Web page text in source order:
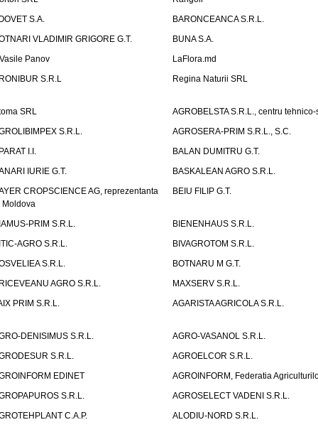
S.A.
BARONCEANCA S.R.L.
VLADIMIR GRIGORE G.T.
BUNA S.A.
Panov
LaFlora.md
S.R.L
Regina Naturii SRL
SRL
AGROBELSTA S.R.L., centru
S.R.L.
AGROSERA-PRIM S.R.L., S.C.
I.I.
BALAN DUMITRU G.T.
IURIE G.T.
BASKALEAN AGRO S.R.L.
CROPSCIENCE AG, reprezentanta
Moldova
BEIU FILIP G.T.
PRIM S.R.L.
BIENENHAUS S.R.L.
AGRO S.R.L.
BIVAGROTOM S.R.L.
S.R.L.
BOTNARU M G.T.
AGRO S.R.L.
MAXSERV S.R.L.
PRIM S.R.L.
AGARISTA AGRICOLA S.R.L.
DENISIMUS S.R.L.
AGRO-VASANOL S.R.L.
S.R.L.
AGROELCOR S.R.L.
EDINET
AGROINFORM, Federatia
S.R.L.
AGROSELECT VADENI S.R.L.
C.A.P.
ALODIU-NORD S.R.L.